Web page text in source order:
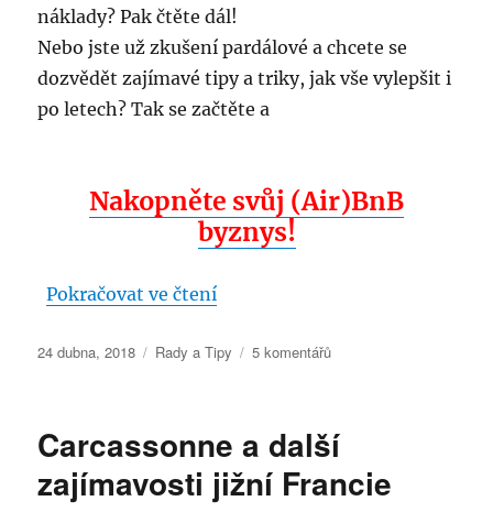
náklady? Pak čtěte dál!
Nebo jste už zkušení pardálové a chcete se
dozvědět zajímavé tipy a triky, jak vše vylepšit i
po letech? Tak se začtěte a
Nakopněte svůj (Air)BnB
byznys!
Pokračovat ve čtení„Vše o podnikání na Airbnb
Publikováno:
24 dubna, 2018 Rubriky:
Rady a Tipy 5 komentářůu
Vše
podnikání
Carcassonne a další
zajímavosti jižní Francie